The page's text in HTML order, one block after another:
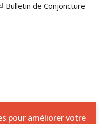
Bulletin de Conjoncture
pour améliorer votre